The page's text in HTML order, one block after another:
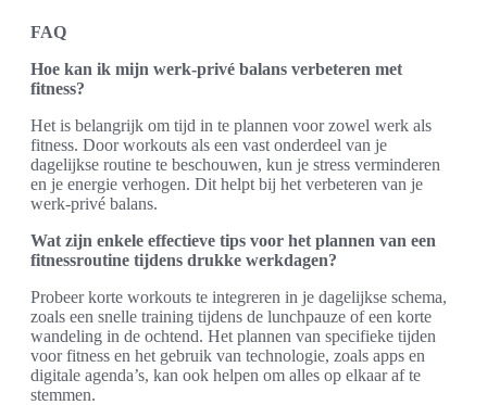
FAQ
Hoe kan ik mijn werk-privé balans verbeteren met
fitness?
Het is belangrijk om tijd in te plannen voor zowel werk als
fitness. Door workouts als een vast onderdeel van je
dagelijkse routine te beschouwen, kun je stress verminderen
en je energie verhogen. Dit helpt bij het verbeteren van je
werk-privé balans.
Wat zijn enkele effectieve tips voor het plannen van een
fitnessroutine tijdens drukke werkdagen?
Probeer korte workouts te integreren in je dagelijkse schema,
zoals een snelle training tijdens de lunchpauze of een korte
wandeling in de ochtend. Het plannen van specifieke tijden
voor fitness en het gebruik van technologie, zoals apps en
digitale agenda’s, kan ook helpen om alles op elkaar af te
stemmen.